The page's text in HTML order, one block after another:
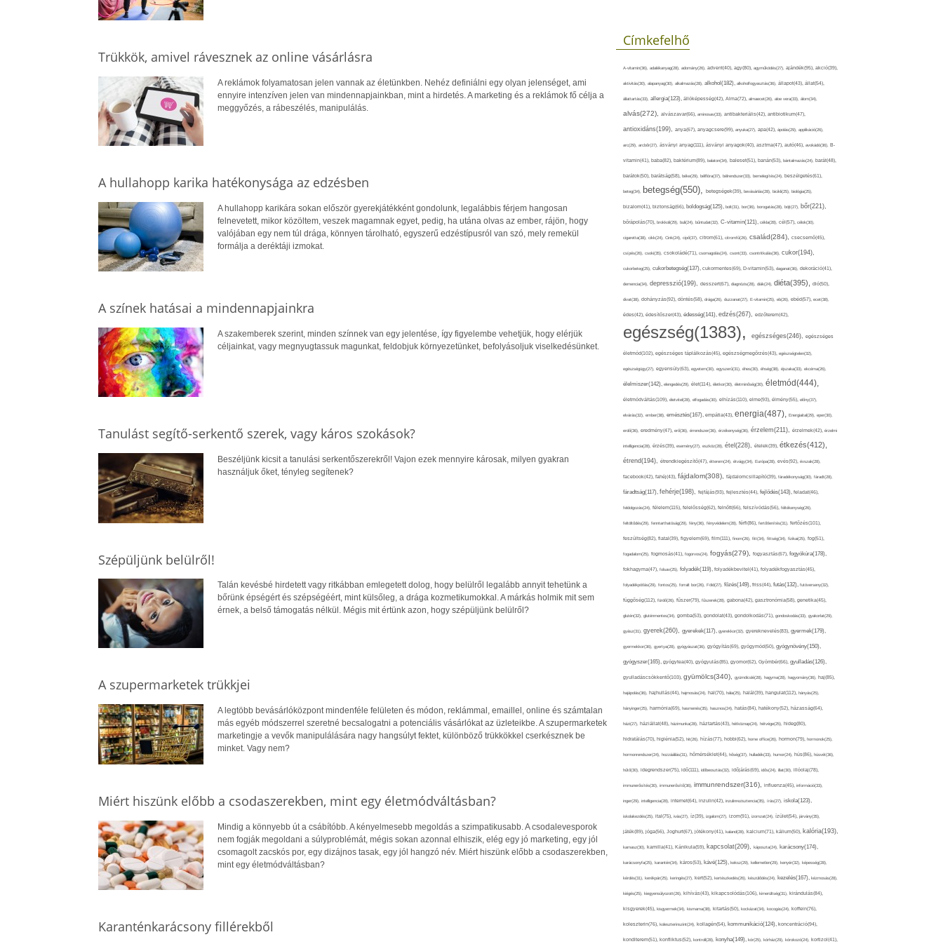
Trükkök, amivel rávesznek az online vásárlásra
A reklámok folyamatosan jelen vannak az életünkben. Nehéz definiálni egy olyan jelenséget, ami
ennyire intenzíven jelen van mindennapjainkban, mint a hirdetés. A marketing és a reklámok fő célja a
meggyőzés, a rábeszélés, manipulálás.
A hullahopp karika hatékonysága az edzésben
A hullahopp karikára sokan először gyerekjátékként gondolunk, legalábbis férjem hangosan
felnevetett, mikor közöltem, veszek magamnak egyet, pedig, ha utána olvas az ember, rájön, hogy
valójában egy nem túl drága, könnyen tárolható, egyszerű edzéstípusról van szó, mely remekül
formálja a deréktáji izmokat.
A színek hatásai a mindennapjainkra
A szakemberek szerint, minden színnek van egy jelentése, így figyelembe vehetjük, hogy elérjük
céljainkat, vagy megnyugtassuk magunkat, feldobjuk környezetünket, befolyásoljuk viselkedésünket.
Tanulást segítő-serkentő szerek, vagy káros szokások?
Beszéljünk kicsit a tanulási serkentőszerekről! Vajon ezek mennyire károsak, milyen gyakran
használjuk őket, tényleg segítenek?
Szépüljünk belülről!
Talán kevésbé hirdetett vagy ritkábban emlegetett dolog, hogy belülről legalább annyit tehetünk a
bőrünk épségért és szépségéért, mint külsőleg, a drága kozmetikumokkal. A márkás holmik mit sem
érnek, a belső támogatás nélkül. Mégis mit értünk azon, hogy szépüljünk belülről?
A szupermarketek trükkjei
A legtöbb bevásárlóközpont mindenféle felületen és módon, reklámmal, emaillel, online és számtalan
más egyéb módszerrel szeretné becsalogatni a potenciális vásárlókat az üzleteikbe. A szupermarketek
marketingje a vevők manipulálására nagy hangsúlyt fektet, különböző trükkökkel cserkésznek be
minket. Vagy nem?
Miért hiszünk előbb a csodaszerekben, mint egy életmódváltásban?
Mindig a könnyebb út a csábítóbb. A kényelmesebb megoldás a szimpatikusabb. A csodalevesporok
nem fogják megoldani a súlyproblémát, mégis sokan azonnal elhiszik, elég egy jó marketing, egy jól
csomagolt zacskós por, egy dizájnos tasak, egy jól hangzó név. Miért hiszünk előbb a csodaszerekben,
mint egy életmódváltásban?
Karanténkarácsony fillérekből
Címkefelhő
A-vitamin(36), adalékanyag(28), adomány(26), advent(40), agy(80), agyműködés(27), ajándék(95), akció(39),
aktivitás(30), alapanyag(30), alkalmazás(28), alkohol(182), alkoholfogyasztás(36), állapot(43), állat(54),
állattartás(33), allergia(123), állóképesség(42), Alma(72), almaecet(26), aloe vera(33), álom(34),
alvás(272), alvászavar(66), aminosav(33), antibakteriális(42), antibiotikum(47),
antioxidáns(199), anya(67), anyagcsere(99), anyuka(27), apa(42), ápolás(29), applikáció(26),
arc(29), arcbőr(27), ásványi anyag(111), ásványi anyagok(40), asztma(47), autó(46), avokádó(36), B-
vitamin(41), baba(82), baktérium(89), balaton(34), baleset(51), banán(53), bántalmazás(24), barát(48),
barátok(50), barátság(58), béke(29), bélflóra(37), bélrendszer(33), bemelegítés(24), beszélgetés(61),
beteg(34), betegség(550), betegségek(39), bevásárlás(28), bicikli(25), biológia(25),
bizalom(41), biztonság(66), boldogság(125), bolt(31), bor(36), borogatás(28), böjt(27), bőr(221),
bőrápolás(70), brokkoli(29), buli(24), bűntudat(32), C-vitamin(121), cékla(28), cél(57), célok(30),
cigaretta(38), cikk(24), Cink(24), cipő(37), citrom(61), citromfű(26), család(284), csecsemő(45),
csípés(26), csoki(35), csokoládé(71), csomagolás(24), csont(33), csontritkulás(36), cukor(194),
cukorbeteg(25), cukorbetegség(137), cukormentes(69), D-vitamin(53), daganat(36), dekoráció(41),
demencia(34), depresszió(199), desszert(67), diagnózis(28), diák(24), diéta(395), dió(50),
divat(38), dohányzás(92), döntés(58), drága(26), duzzanat(27), E-vitamin(25), eb(26), ebéd(57), ecet(38),
édes(42), édesítőszer(43), édesség(141), edzés(267), edzőterem(42),
egészség(1383), egészséges(246), egészséges
életmód(102), egészséges táplálkozás(45), egészségmegőrzés(43), egészségtelen(32),
egészségügy(27), egyensúly(63), egyetem(30), egyszerű(31), éhes(30), éhség(38), éjszaka(33), ekcéma(26),
élelmiszer(142), elengedés(29), élet(114), életkor(30), életminőség(30), életmód(444),
életmódváltás(109), életvitel(28), elfogadás(30), elhízás(110), elme(93), élmény(55), előny(37),
elvárás(32), ember(38), emésztés(167), empátia(43), energia(487), Energiaital(29), eper(30),
erdő(36), eredmény(47), erő(36), érrendszer(36), érzékenység(36), érzelem(211), érzelmek(42), érzelmi
intelligencia(28), érzés(39), esemény(27), eszköz(28), étel(228), ételek(39), étkezés(412),
étrend(194), étrendkiegészítő(47), étterem(24), étvágy(34), Európa(28), evés(92), évszak(28),
facebook(42), fahéj(43), fájdalom(308), fájdalomcsillapító(39), fáradékonyság(30), fáradt(28),
fáradtság(117), fehérje(198), fejfájás(93), fejlesztés(44), fejlődés(143), feladat(46),
feldolgozás(24), félelem(115), felelősség(62), felnőtt(66), felszívódás(56), féltékenység(26),
feltöltődés(29), fenntarthatóság(29), fény(36), fényvédelem(28), férfi(86), fertőtlenítés(31), fertőzés(101),
feszültség(82), fiatal(39), figyelem(69), film(111), finom(26), fitt(34), fittség(34), fizikai(25), fog(51),
fogadalom(25), fogmosás(41), fogorvos(24), fogyás(279), fogyasztás(67), fogyókúra(178),
fokhagyma(47), folsav(25), folyadék(119), folyadékbevitel(41), folyadékfogyasztás(45),
folyadékpótlás(29), fontos(25), forralt bor(26), Föld(27), főzés(149), friss(44), futás(132), futóverseny(32),
függőség(112), fürdő(26), fűszer(79), fűszerek(28), gabona(42), gasztronómia(58), genetika(45),
glutén(32), gluténmentes(34), gomba(53), gondolat(43), gondolkodás(71), gondoskodás(33), gyakorlat(29),
gyász(31), gyerek(260), gyerekek(117), gyerekkor(32), gyereknevelés(83), gyermek(179),
gyermekkor(36), gyertya(28), gyógyászat(36), gyógyítás(69), gyógymód(50), gyógynövény(150),
gyógyszer(165), gyógytea(40), gyógyulás(85), gyomor(62), Gyömbér(66), gyulladás(126),
gyulladáscsökkentő(103), gyümölcs(340), gyümölcslé(28), hagyma(28), hagyomány(36), haj(85),
hajápolás(36), hajhullás(44), hajmosás(24), hal(70), hála(25), halál(39), hangulat(112), hányás(25),
hányinger(25), harmónia(69), hasmenés(35), hasznos(24), hatás(84), hatékony(52), házasság(64),
házi(27), háziállat(48), házimunka(28), háztartás(43), hétköznap(24), hétvége(25), hideg(80),
hidratálás(70), higiénia(52), hit(26), hízás(77), hobbi(62), home office(26), hormon(79), hormonok(25),
hormonrendszer(24), hozzáállás(31), hőmérséklet(44), hőség(37), hulladék(33), humor(24), hús(86), húsvét(36),
hűtő(30), idegrendszer(75), idő(111), időbeosztás(32), időjárás(69), idős(24), illat(30), illóolaj(78),
immunerősítés(30), immunerősítő(36), immunrendszer(316), influenza(45), információ(33),
inger(29), intelligencia(28), internet(64), inzulin(42), inzulinrezisztencia(35), írás(27), iskola(123),
iskolakezdés(25), ital(75), ivás(27), íz(39), izgalom(27), izom(91), izomzat(24), ízület(54), járvány(35),
játék(89), jóga(56), Joghurt(67), jótékony(41), kaland(28), kalcium(71), kálium(50), kalória(193),
kamasz(30), kamilla(41), Kánikula(59), kapcsolat(209), káposzta(24), karácsony(174),
karácsonyfa(25), karantén(34), káros(53), kávé(125), keksz(29), kellemetlen(29), kenyér(32), képesség(28),
kérdés(31), kerékpár(25), keringés(27), kert(52), kertészkedés(26), készülődés(24), kezelés(167), kézmosás(28),
kiégés(25), kiegyensúlyozott(26), kihívás(43), kikapcsolódás(106), kimerültség(31), kirándulás(84),
kisgyerek(45), kisgyermek(34), kismama(38), kitartás(50), kockázat(34), kocogás(24), koffein(76),
koleszterin(76), koleszterinszint(24), kollagén(54), kommunikáció(124), koncentráció(94),
konditerem(51), konfliktus(52), kontroll(28), konyha(149), kór(25), kórház(29), kórokozó(24), kortizol(41),